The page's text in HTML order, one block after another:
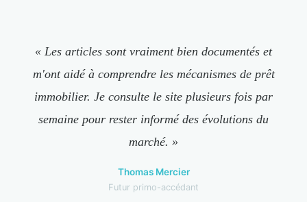
« Les articles sont vraiment bien documentés et
m'ont aidé à comprendre les mécanismes de prêt
immobilier. Je consulte le site plusieurs fois par
semaine pour rester informé des évolutions du
marché. »
Thomas Mercier
Futur primo-accédant